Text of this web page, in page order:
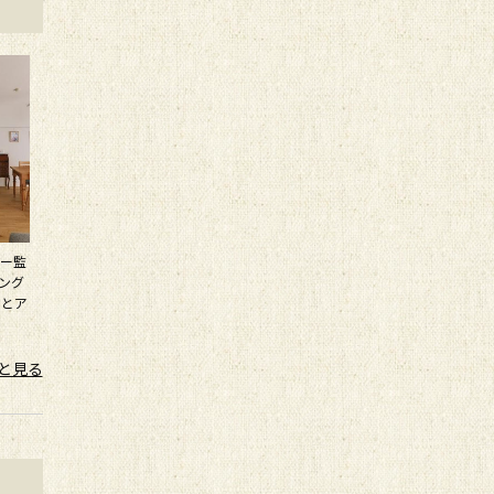
監
グ
ア
見る